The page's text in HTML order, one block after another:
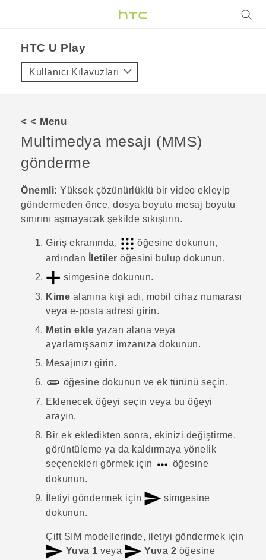
VIVE
VIVERSE
DESTEK
HTC U Play‎
Kullanıcı Kılavuzları
< < Menu
Multimedya mesajı (MMS)
gönderme
Önemli: Yüksek çözünürlüklü bir video ekleyip
göndermeden önce, dosya boyutu mesaj boyutu
sınırını aşmayacak şekilde sıkıştırın.
Giriş ekranında,
öğesine dokunun,
ardından
İletiler öğesini bulup dokunun.
simgesine dokunun.
Kime alanına kişi adı, mobil cihaz numarası
veya e-posta adresi girin.
Metin ekle yazan alana veya
ayarlamışsanız imzanıza dokunun.
Mesajınızı girin.
öğesine dokunun ve ek türünü seçin.
Eklenecek öğeyi seçin veya bu öğeyi
arayın.
Bir ek ekledikten sonra, ekinizi değiştirme,
görüntüleme ya da kaldırmaya yönelik
seçenekleri görmek için
öğesine
dokunun.
İletiyi göndermek için
simgesine
dokunun.
Çift SIM modellerinde, iletiyi göndermek için
Yuva 1 veya Yuva 2 öğesine